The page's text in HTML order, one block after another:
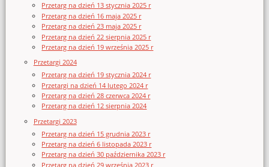
Przetarg na dzień 13 stycznia 2025 r
Przetarg na dzień 16 maja 2025 r
Przetarg na dzień 23 maja 2025 r
Przetarg na dzień 22 sierpnia 2025 r
Przetarg na dzień 19 września 2025 r
Przetargi 2024
Przetarg na dzień 19 stycznia 2024 r
Przetargi na dzień 14 lutego 2024 r
Przetarg na dzień 28 czerwca 2024 r
Przetarg na dzień 12 sierpnia 2024
Przetargi 2023
Przetarg na dzień 15 grudnia 2023 r
Przetarg na dzień 6 listopada 2023 r
Przetarg na dzień 30 października 2023 r
Przetarg na dzień 29 września 2023 r